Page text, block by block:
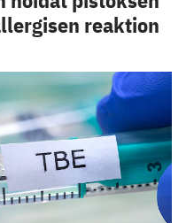
reaktion